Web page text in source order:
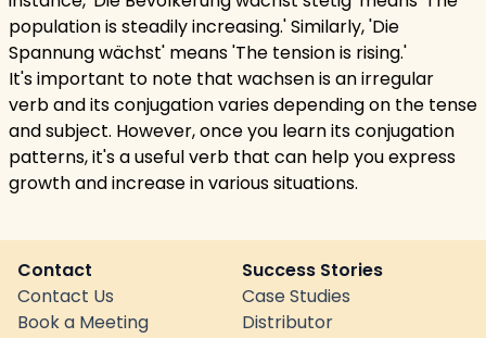
population is steadily increasing.' Similarly, 'Die
Spannung wächst' means 'The tension is rising.'
It's important to note that wachsen is an irregular
verb and its conjugation varies depending on the tense
and subject. However, once you learn its conjugation
patterns, it's a useful verb that can help you express
growth and increase in various situations.
Contact
Contact Us
Book a Meeting
Success Stories
Case Studies
Distributor